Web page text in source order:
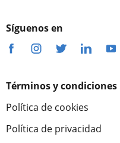
Síguenos en
Términos y condiciones
Política de cookies
Política de privacidad